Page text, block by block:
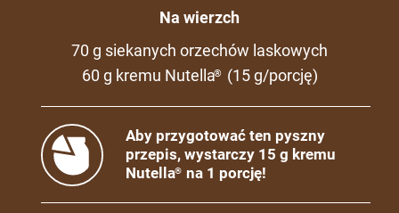
Na wierzch
70 g siekanych orzechów laskowych
60 g kremu Nutella® (15 g/porcję)
Aby przygotować ten pyszny
przepis, wystarczy 15 g kremu
Nutella® na 1 porcję!